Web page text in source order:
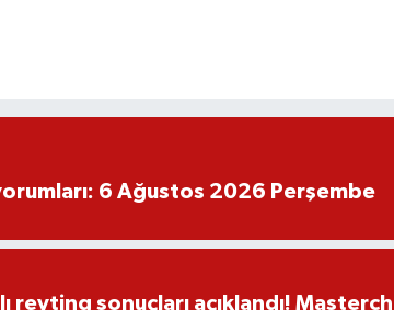
6 Ağustos 2026 Perşembe
reyting sonuçları açıklandı!